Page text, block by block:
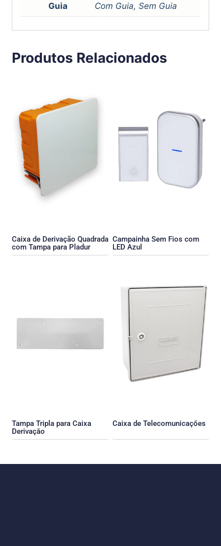
Guia Com Guia, Sem Guia
Produtos Relacionados
Caixa de Derivação Quadrada
com Tampa para Pladur
Campainha Sem Fios com
LED Azul
Tampa Tripla para Caixa
Derivaçăo
Caixa de Telecomunicaçőes